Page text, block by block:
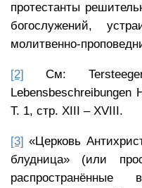
протестанты
богослужений,
молитвенно-
[2] См:
Т. 1, стр. XIII – XVIII.
[3] «Церковь
блудница» (или
распространённые